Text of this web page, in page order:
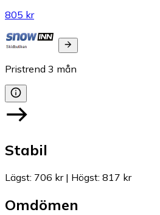
805 kr
Pristrend 3 mån
Stabil
Lägst: 706 kr| Högst: 817 kr
Omdömen